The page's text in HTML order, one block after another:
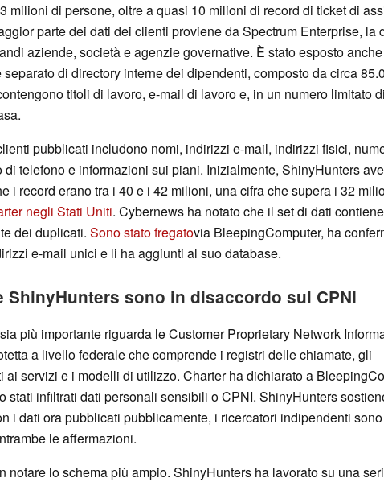
milioni di persone, oltre a quasi 10 milioni di record di ticket di
parte dei dati dei clienti proviene da Spectrum Enterprise, la
aziende, società e agenzie governative. È stato esposto
di directory interne dei dipendenti, composto da circa
titoli di lavoro, e-mail di lavoro e, in un numero limitato
pubblicati includono nomi, indirizzi e-mail, indirizzi fisici,
di telefono e informazioni sui piani. Inizialmente, ShinyHunters
i record erano tra i 40 e i 42 milioni, una cifra che supera i 32
negli Stati Uniti. Cybernews ha notato che il set di dati contiene
dei duplicati. Sono stato fregatovia BleepingComputer, ha
e-mail unici e li ha aggiunti al suo database.
ShinyHunters sono in disaccordo sul CPNI
più importante riguarda le Customer Proprietary Network
a livello federale che comprende i registri delle chiamate, gli
ai servizi e i modelli di utilizzo. Charter ha dichiarato a
stati infiltrati dati personali sensibili o CPNI. ShinyHunters
i dati ora pubblicati pubblicamente, i ricercatori indipendenti
le affermazioni.
notare lo schema più ampio. ShinyHunters ha lavorato su una